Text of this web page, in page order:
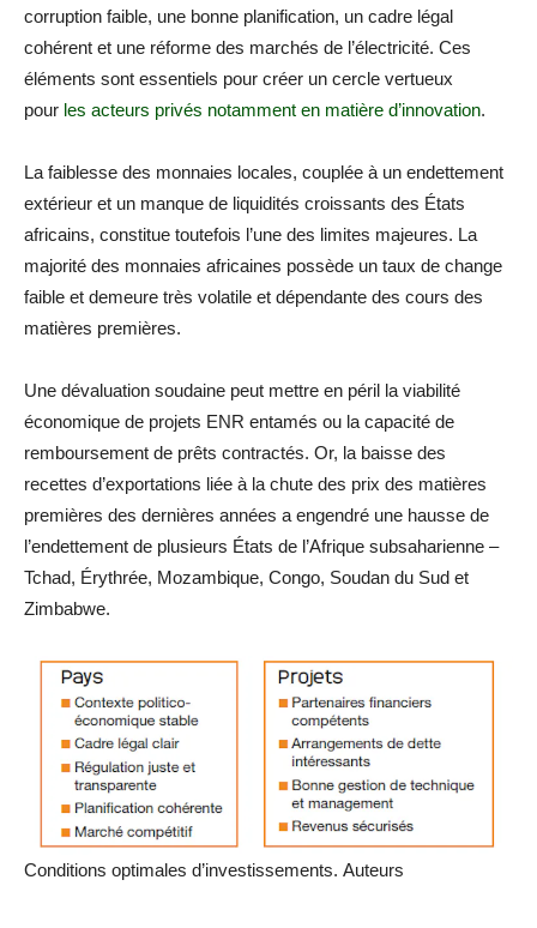
corruption faible, une bonne planification, un cadre légal
cohérent et une réforme des marchés de l’électricité. Ces
éléments sont essentiels pour créer un cercle vertueux
pour les acteurs privés notamment en matière d’innovation.
La faiblesse des monnaies locales, couplée à un endettement
extérieur et un manque de liquidités croissants des États
africains, constitue toutefois l’une des limites majeures. La
majorité des monnaies africaines possède un taux de change
faible et demeure très volatile et dépendante des cours des
matières premières.
Une dévaluation soudaine peut mettre en péril la viabilité
économique de projets ENR entamés ou la capacité de
remboursement de prêts contractés. Or, la baisse des
recettes d’exportations liée à la chute des prix des matières
premières des dernières années a engendré une hausse de
l’endettement de plusieurs États de l’Afrique subsaharienne –
Tchad, Érythrée, Mozambique, Congo, Soudan du Sud et
Zimbabwe.
Conditions optimales d’investissements. Auteurs